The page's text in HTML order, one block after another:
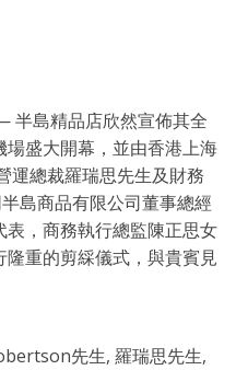
半島精品店欣然宣佈其全
盛大開幕，並由香港上海
運總裁羅瑞思先生及財務
島商品有限公司董事總經
，商務執行總監陳正思女
重的剪綵儀式，與貴賓見
先生, 羅瑞思先生,